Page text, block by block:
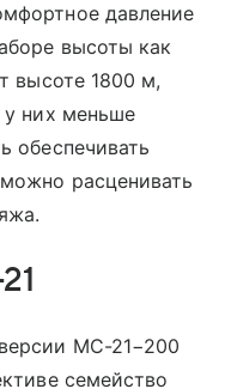
давление
высоты как
высоте 1800 м,
них меньше
обеспечивать
расценивать
МС-21−200
семейство